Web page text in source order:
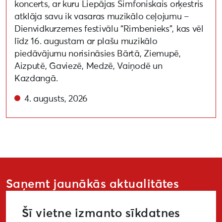
koncerts, ar kuru Liepājas Simfoniskais orķestris
atklāja savu ik vasaras muzikālo ceļojumu –
Dienvidkurzemes festivālu “Rimbenieks”, kas vēl
līdz 16. augustam ar plašu muzikālo
piedāvājumu norisināsies Bārtā, Ziemupē,
Aizputē, Gaviezē, Medzē, Vaiņodē un
Kazdangā.
4. augusts, 2026
Saņemt jaunākās aktualitātes
Šī vietne izmanto sīkdatnes